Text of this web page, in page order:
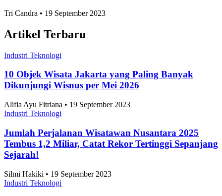
Tri Candra • 19 September 2023
Artikel Terbaru
Industri Teknologi
10 Objek Wisata Jakarta yang Paling Banyak
Dikunjungi Wisnus per Mei 2026
Alifia Ayu Fitriana • 19 September 2023
Industri Teknologi
Jumlah Perjalanan Wisatawan Nusantara 2025
Tembus 1,2 Miliar, Catat Rekor Tertinggi Sepanjang
Sejarah!
Silmi Hakiki • 19 September 2023
Industri Teknologi